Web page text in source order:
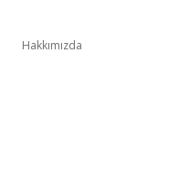
Hakkımızda